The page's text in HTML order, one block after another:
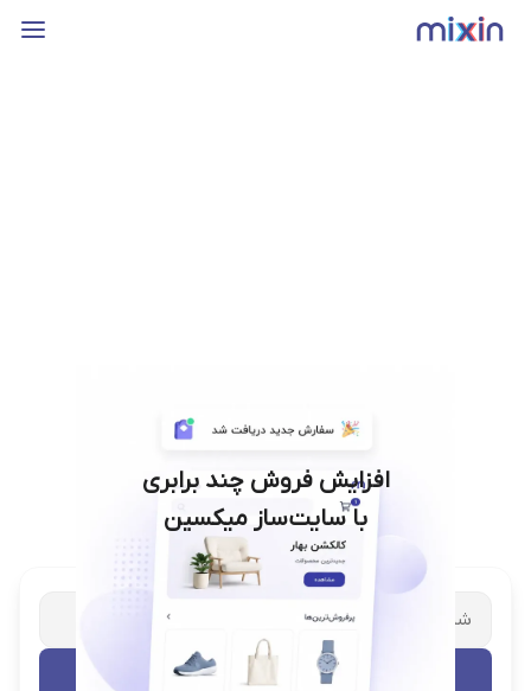
افزایش فروش چند برابری
با سایت‌ساز میکسین
شریک تجاری ترب با پشتیبانی اختصاصی
تست رایگان